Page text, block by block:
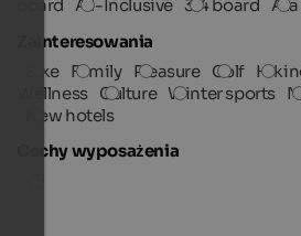
board All-Inclusive 3/4 board À
Zainteresowania
Bike Family Pleasure Golf
Wellness Culture Winter sports
New hotels
Cechy wyposażenia